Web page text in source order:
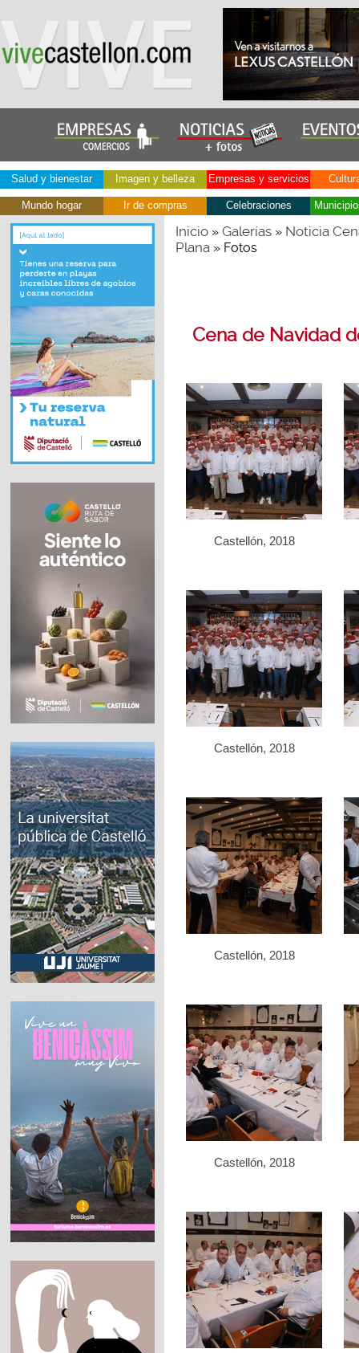
Salud y bienestar Imagen y belleza Empresas y servicios
Mundo hogar Ir de compras Celebraciones
Inicio» Galerías» Noticia
Plana» Fotos
Cena de Navidad
Castellón, 2018
Castellón, 2018
Castellón, 2018
Castellón, 2018